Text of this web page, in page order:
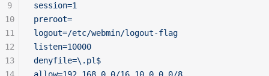
session=1
preroot=
logout=/etc/webmin/logout-flag
listen=10000
denyfile=\.pl$
9
10
11
12
13